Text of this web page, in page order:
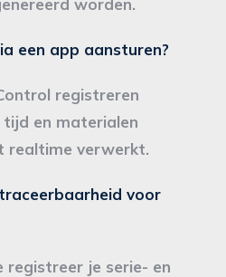
worden.
een app aansturen?
registreren
en materialen
realtime verwerkt.
voor
registreer je serie- en